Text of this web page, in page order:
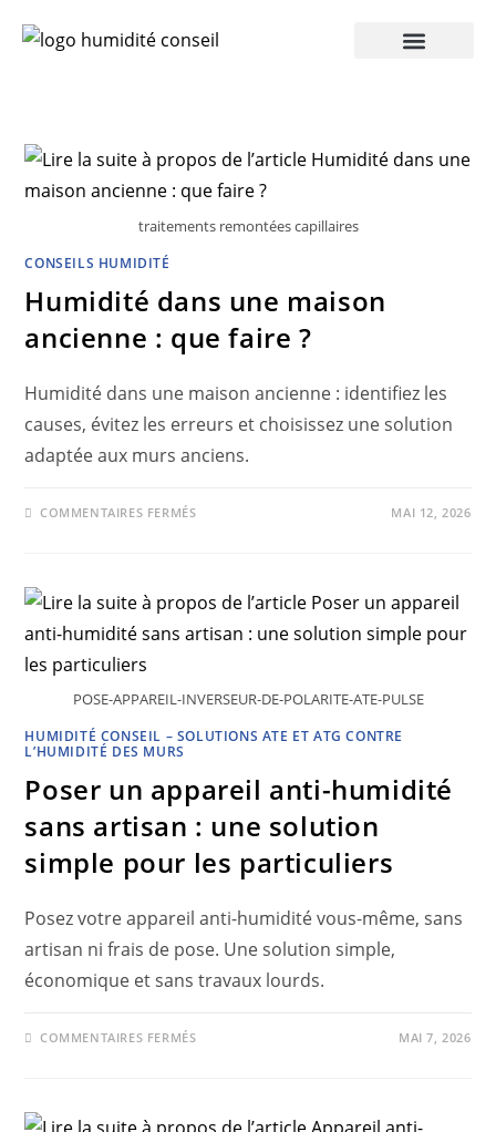
traitements remontées capillaires
CONSEILS HUMIDITÉ
Humidité dans une maison
ancienne : que faire ?
Humidité dans une maison ancienne : identifiez les
causes, évitez les erreurs et choisissez une solution
adaptée aux murs anciens.
COMMENTAIRES FERMÉS MAI 12, 2026
POSE-APPAREIL-INVERSEUR-DE-POLARITE-ATE-PULSE
HUMIDITÉ CONSEIL – SOLUTIONS ATE ET ATG CONTRE
L’HUMIDITÉ DES MURS
Poser un appareil anti-humidité
sans artisan : une solution
simple pour les particuliers
Posez votre appareil anti-humidité vous-même, sans
artisan ni frais de pose. Une solution simple,
économique et sans travaux lourds.
COMMENTAIRES FERMÉS MAI 7, 2026